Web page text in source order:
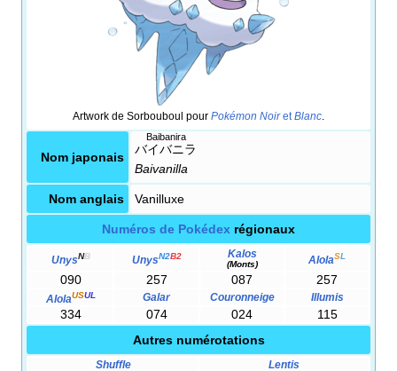
Artwork de Sorbouboul pour Pokémon Noiret Blanc
Nom japonais
バイバニラ
Baibanira
Baivanilla
Nom anglais Vanilluxe
Numéros de Pokédex régionaux
UnysNB UnysN2B2 Kalos
(Monts) AlolaSL
090 257 087 257
AlolaUSUL Galar Couronneige Illumis
334 074 024
115
Autres numérotations
Shuffle Lentis